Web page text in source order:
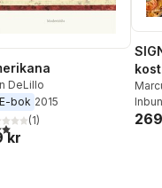
DeLillo
E-bok 2015
utav 5 stjärnor. Totalt antal
(1)
kr